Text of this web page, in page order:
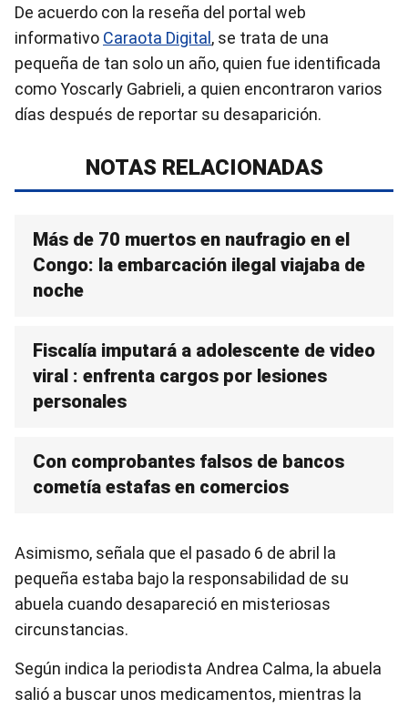
De acuerdo con la reseña del portal web
informativo Caraota Digital , se trata de una
pequeña de tan solo un año, quien fue identificada
como Yoscarly Gabrieli, a quien encontraron varios
días después de reportar su desaparición.
NOTAS RELACIONADAS
Más de 70 muertos en naufragio en el
Congo: la embarcación ilegal viajaba de
noche
Fiscalía imputará a adolescente de video
viral : enfrenta cargos por lesiones
personales
Con comprobantes falsos de bancos
cometía estafas en comercios
Asimismo, señala que el pasado 6 de abril la
pequeña estaba bajo la responsabilidad de su
abuela cuando desapareció en misteriosas
circunstancias.
Según indica la periodista Andrea Calma, la abuela
salió a buscar unos medicamentos, mientras la